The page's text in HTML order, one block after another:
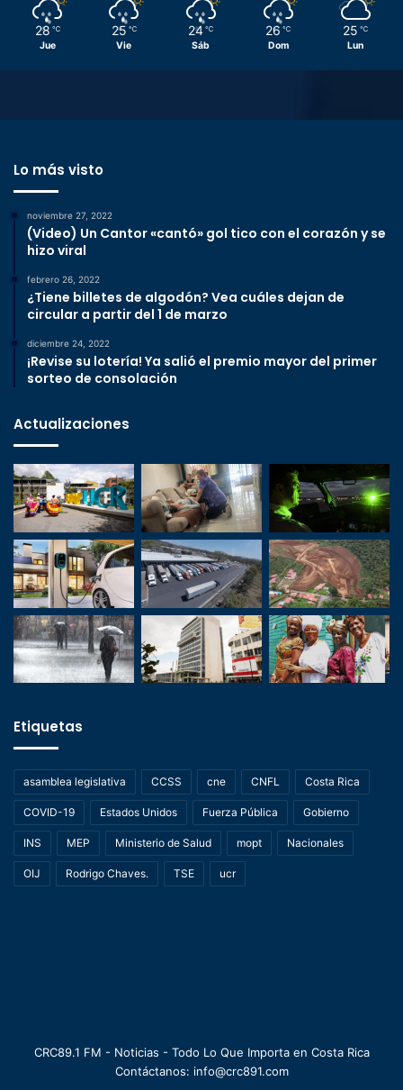
28 ℃
Jue
25 ℃
Vie
24 ℃
Sáb
26 ℃
Dom
25 ℃
Lun
Lo más visto
noviembre 27, 2022
(Video) Un Cantor «cantó» gol tico con el corazón y se
hizo viral
febrero 26, 2022
¿Tiene billetes de algodón? Vea cuáles dejan de
circular a partir del 1 de marzo
diciembre 24, 2022
¡Revise su lotería! Ya salió el premio mayor del primer
sorteo de consolación
Actualizaciones
Etiquetas
asamblea legislativa CCSS cne CNFL Costa Rica
COVID-19 Estados Unidos Fuerza Pública Gobierno
INS MEP Ministerio de Salud mopt Nacionales
OIJ Rodrigo Chaves. TSE ucr
CRC89.1 FM - Noticias - Todo Lo Que Importa en Costa Rica
Contáctanos: info@crc891.com